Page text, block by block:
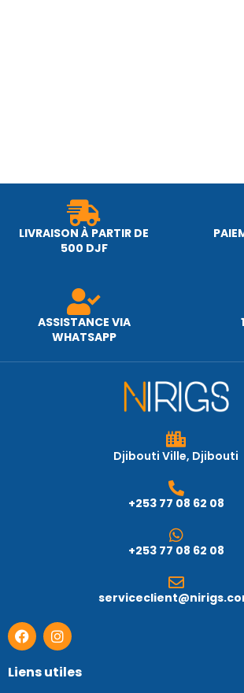
LIVRAISON À PARTIR DE
500 DJF
ASSISTANCE VIA
WHATSAPP
Djibouti Ville, Djibouti
+253 77 08 62 08
+253 77 08 62 08
Liens utiles